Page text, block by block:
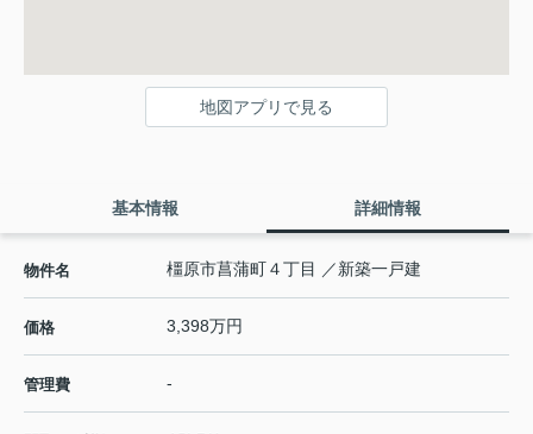
地図アプリで見る
基本情報 詳細情報
物件名 橿原市菖蒲町４丁目 ／新築一戸建
価格 3,398万円
管理費 -